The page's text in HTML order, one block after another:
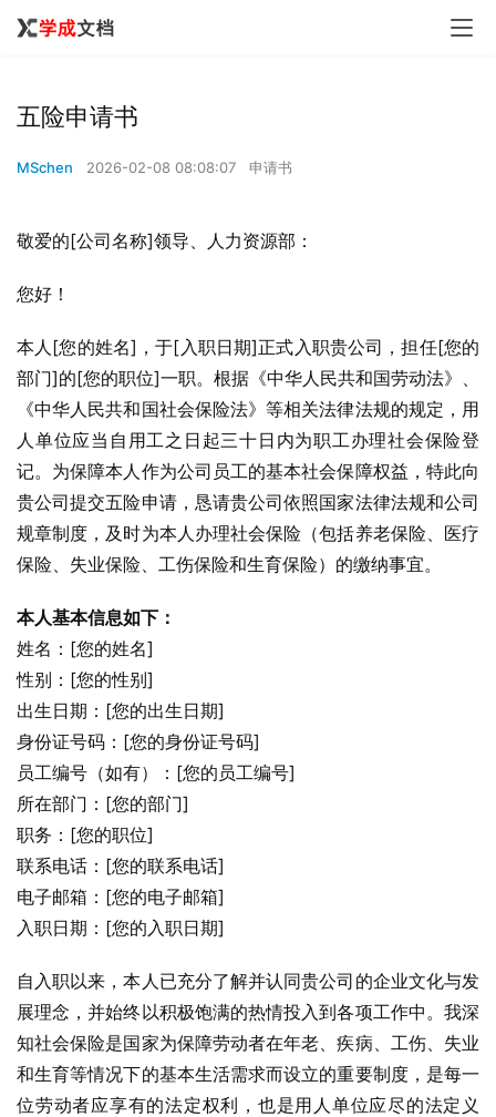
五险申请书
MSchen 2026-02-08 08:08:07 申请书
敬爱的[公司名称]领导、人力资源部：
您好！
本人[您的姓名]，于[入职日期]正式入职贵公司，担任[您的
部门]的[您的职位]一职。根据《中华人民共和国劳动法》、
《中华人民共和国社会保险法》等相关法律法规的规定，用
人单位应当自用工之日起三十日内为职工办理社会保险登
记。为保障本人作为公司员工的基本社会保障权益，特此向
贵公司提交五险申请，恳请贵公司依照国家法律法规和公司
规章制度，及时为本人办理社会保险（包括养老保险、医疗
保险、失业保险、工伤保险和生育保险）的缴纳事宜。
本人基本信息如下：
姓名：[您的姓名]
性别：[您的性别]
出生日期：[您的出生日期]
身份证号码：[您的身份证号码]
员工编号（如有）：[您的员工编号]
所在部门：[您的部门]
职务：[您的职位]
联系电话：[您的联系电话]
电子邮箱：[您的电子邮箱]
入职日期：[您的入职日期]
自入职以来，本人已充分了解并认同贵公司的企业文化与发
展理念，并始终以积极饱满的热情投入到各项工作中。我深
知社会保险是国家为保障劳动者在年老、疾病、工伤、失业
和生育等情况下的基本生活需求而设立的重要制度，是每一
位劳动者应享有的法定权利，也是用人单位应尽的法定义